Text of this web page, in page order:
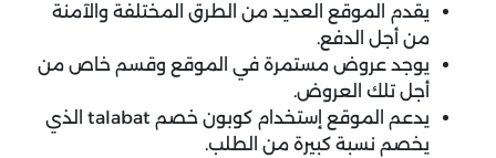
يقدم الموقع العديد من الطرق المختلفة والآمنة
من أجل الدفع.
يوجد عروض مستمرة في الموقع وقسم خاص من
أجل تلك العروض.
يدعم الموقع إستخدام كوبون خصم talabat الذي
يخصم نسبة كبيرة من الطلب.